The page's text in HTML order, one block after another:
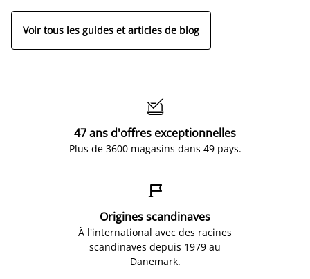
Voir tous les guides et articles de blog

47 ans d'offres exceptionnelles
Plus de 3600 magasins dans 49 pays.

Origines scandinaves
À l'international avec des racines
scandinaves depuis 1979 au
Danemark.